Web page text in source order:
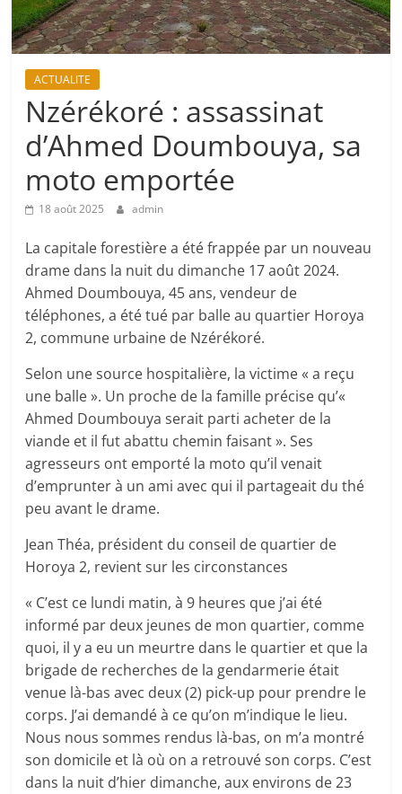
ACTUALITE
Nzérékoré : assassinat
d’Ahmed Doumbouya, sa
moto emportée
18 août 2025 admin
La capitale forestière a été frappée par un nouveau
drame dans la nuit du dimanche 17 août 2024.
Ahmed Doumbouya, 45 ans, vendeur de
téléphones, a été tué par balle au quartier Horoya
2, commune urbaine de Nzérékoré.
Selon une source hospitalière, la victime « a reçu
une balle ». Un proche de la famille précise qu’«
Ahmed Doumbouya serait parti acheter de la
viande et il fut abattu chemin faisant ». Ses
agresseurs ont emporté la moto qu’il venait
d’emprunter à un ami avec qui il partageait du thé
peu avant le drame.
Jean Théa, président du conseil de quartier de
Horoya 2, revient sur les circonstances
« C’est ce lundi matin, à 9 heures que j’ai été
informé par deux jeunes de mon quartier, comme
quoi, il y a eu un meurtre dans le quartier et que la
brigade de recherches de la gendarmerie était
venue là-bas avec deux (2) pick-up pour prendre le
corps. J’ai demandé à ce qu’on m’indique le lieu.
Nous nous sommes rendus là-bas, on m’a montré
son domicile et là où on a retrouvé son corps. C’est
dans la nuit d’hier dimanche, aux environs de 23